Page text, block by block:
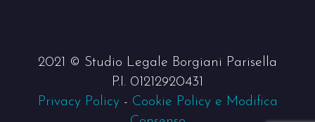
2021 © Studio Legale Borgiani Parisella
P.I. 01212920431
Privacy Policy - Cookie Policy e Modifica